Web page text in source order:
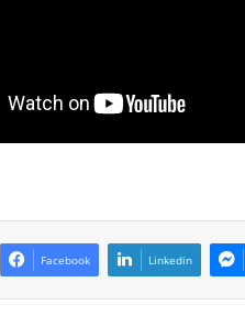
Facebook Linkedin